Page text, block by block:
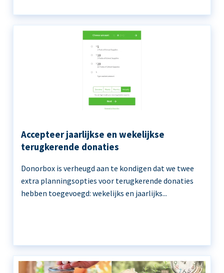
Accepteer jaarlijkse en wekelijkse
terugkerende donaties
Donorbox is verheugd aan te kondigen dat we twee
extra planningsopties voor terugkerende donaties
hebben toegevoegd: wekelijks en jaarlijks...